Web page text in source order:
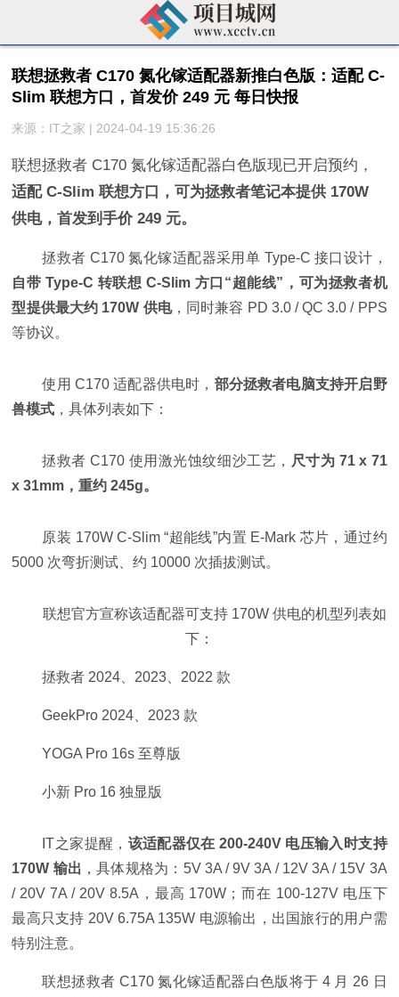
联想拯救者 C170 氮化镓适配器新推白色版：适配 C-
Slim 联想方口，首发价 249 元 每日快报
来源：IT之家 | 2024-04-19 15:36:26
联想拯救者 C170 氮化镓适配器白色版现已开启预约，
适配 C-Slim 联想方口，可为拯救者笔记本提供 170W
供电，首发到手价 249 元。
拯救者 C170 氮化镓适配器采用单 Type-C 接口设计，
自带 Type-C 转联想 C-Slim 方口“超能线”，可为拯救者机
型提供最大约 170W 供电，同时兼容 PD 3.0 / QC 3.0 / PPS
等协议。
使用 C170 适配器供电时， 部分拯救者电脑支持开启野
兽模式 ，具体列表如下：
拯救者 C170 使用激光蚀纹细沙工艺， 尺寸为 71 x 71
x 31mm，重约 245g。
原装 170W C-Slim “超能线”内置 E-Mark 芯片，通过约
5000 次弯折测试、约 10000 次插拔测试。
联想官方宣称该适配器可支持 170W 供电的机型列表如
下：
拯救者 2024、2023、2022 款
GeekPro 2024、2023 款
YOGA Pro 16s 至尊版
小新 Pro 16 独显版
IT之家提醒， 该适配器仅在 200-240V 电压输入时支持
170W 输出 ，具体规格为：5V 3A / 9V 3A / 12V 3A / 15V 3A
/ 20V 7A / 20V 8.5A，最高 170W；而在 100-127V 电压下
最高只支持 20V 6.75A 135W 电源输出，出国旅行的用户需
特别注意。
联想拯救者 C170 氮化镓适配器白色版将于 4 月 26 日